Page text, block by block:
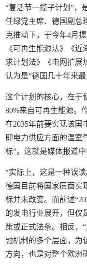
“复活节一揽子计划”，
任绿党主席、德国副总
克推动下，于今年4月
《可再生能源法》《
求计划法》《电网扩展
认为是“德国几十年来最
这个计划的核心，在于
80%来自可再生能源。
在2035年前要实现该国
即电力供应方面的温室
标”。这就是媒体报道
“实际上，这是一种误
德国目前将国家层面实
标并未改变。而前述
的发电行业展开，但仅
策或正式法条。相反，
融机制的多个层面，为
方向，也是对整个欧洲